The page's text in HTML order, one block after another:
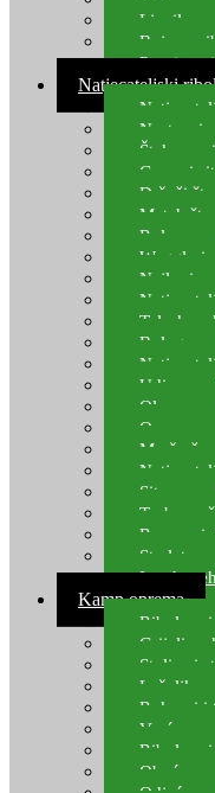
Ljepilo za
Boje za
Natjecateljski
Nastavci
Šteke za
Gume i
Držači
Match
Role za
Waggleri
Najloni
Udice za
Olovo za
Oprema
Mreže
Sito,
Torbe za
Rezervni
Starlete
Izrada
Kamp oprema
Ribolovni
Grijalice,
Stolice i
Ležaljke
Ruksaci i
Vreće za
Ribolovni
Obuća za